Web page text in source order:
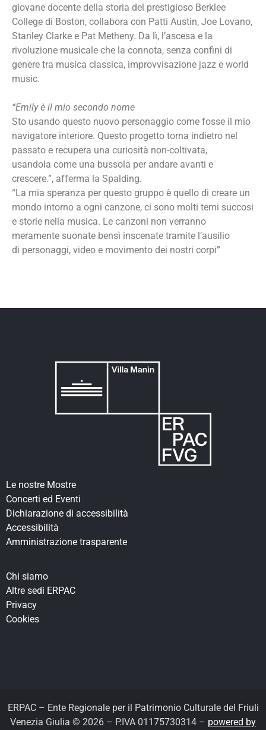
giovane docente della storia del prestigioso Berklee
College di Boston, collabora con Patti Austin, Joe Lovano,
Stanley Clarke e Pat Metheny. Da lì, l’ascesa e la
rivoluzione musicale che la connota, senza confini di
genere tra musica classica, improvvisazione jazz e world
music.
“Emily è il mio secondo nome
Sto usando questo nuovo personaggio come fosse il mio
navigatore interiore. Questo progetto torna indietro nel
passato e recupera una curiosità non-coltivata,
usandola come una bussola per andare avanti e
crescere.”, afferma la Spalding.
“La mia speranza per questo gruppo è quello di creare un
mondo intorno a ogni canzone, ci sono molti temi succosi
e storie nella musica. Le canzoni non verranno
meramente suonate bensì inscenate tramite l’ausilio
di personaggi, video e movimento dei nostri corpi”
Le nostre Mostre
Concerti ed Eventi
Dichiarazione di accessibilità
Accessibilità
Amministrazione trasparente
Chi siamo
Altre sedi ERPAC
Privacy
Cookies
ERPAC – Ente Regionale per il Patrimonio Culturale del Friuli
Venezia Giulia © 2026 – P.IVA 01175730314 – powered by